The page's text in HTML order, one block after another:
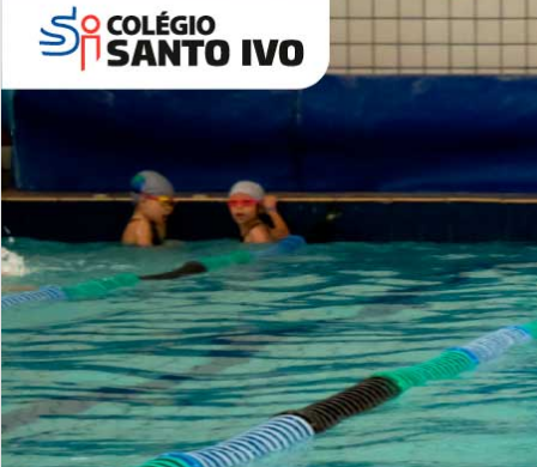
ALUNOS NOVOS
Entre em Contato
INSTITUCIONAL